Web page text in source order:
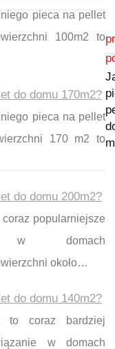
pieca na pellet
100m2 to
do domu 170m2?
pieca na pellet
170 m2 to
do domu 200m2?
popularniejsze
w domach
około…
do domu 140m2?
to coraz bardziej
w domach